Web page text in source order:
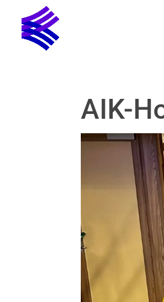
AIK-